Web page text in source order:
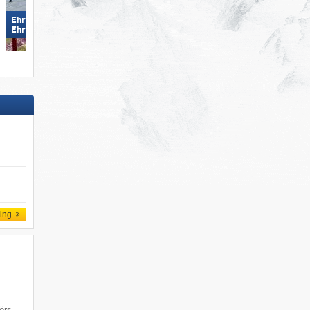
Ehrwalder Wettersteinbahnen –
Ehrwald
St. Jakob im Defereggental